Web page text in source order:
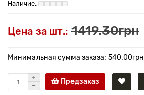
Цена за шт.: 1419.30грн
Минимальная сумма заказа: 540.00грн
Предзаказ